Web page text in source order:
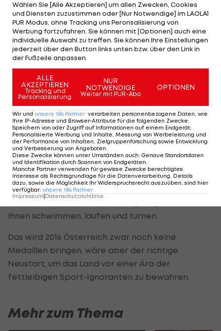
Prozent betreiben aktiv Sport, von der längst
geforderten „täglichen Turnstunde“ im
Kindergarten und in den Pflichtschulen gar nicht
zu reden.
Auch, weil es an geeignetem Lehrpersonal
mangelt, (ordentlich bezahlte!) Nachwuchstrainer
so gut wie keine vorhanden sind und der Jugend
(Olympiasieger) die Vorbilder abhanden kommen.
Herr Sportminister Darabos, Herr BSO-Chef
Wittmann, die Zeit der Eitelkeiten und des
politischen Hickhacks ist vorbei! Wenn sie weiter
ihre Kindergarten-Spielchen spielen wollen, dann
begeben sie sich eben dorthin und lernen sie dem
Nachwuchs Purzelbäume schlagen, gehen sie mit
ihnen schwimmen, laufen und turnen.
Das wird 2016 Österreich zwar noch keine
Medaillen bringen, wäre aber der richtige
Neustart, um das Land vor einer Ära der
fettleibigen Sport-Ignoranten zu bewahren.
Mehr zum Thema
Wählen Sie [Alle Akzeptieren] um allen Zwecken, Cookies
und Diensten zuzustimmen oder [Nur Notwendige] im LAOLA1
PUR Modus, ohne Tracking uns Peronsalisierung von
Werbung fortzufahren. Sie können mit [Optionen] auch eine
individuelle Auswahl zu treffen. Sie können Ihre Einstellungen
jederzeit über den Button links unten bzw. über den Link in
der Fußzeile anpassen.
ALLE
AKZEPTIEREN
Tracking und
Personalisierung
NUR
NOTWENDIGE
Weiter mit PUR-Abo
OPTIONEN
Wir und unsere 186 Partner verarbeiten personenbezogene Daten, wie
Ihre IP-Adresse und Browser-Attribute für die folgenden Zwecke:
Speichern von oder Zugriff auf Informationen auf einem Endgerät;
Personalisierte Werbung und Inhalte, Messung von Werbeleistung und
der Performance von Inhalten, Zielgruppenforschung sowie Entwicklung
und Verbesserung von Angeboten.
Diese Zwecke können unter Umständen auch: Genaue Standortdaten
und Identifikation durch Scannen von Endgeräten.
Manche Partner verwenden für gewisse Zwecke berechtigtes
Interesse als Rechtsgrundlage für die Datenverarbeitung. Details
dazu, sowie die Möglichkeit Ihr Widerspruchsrecht auszuüben, sind hier
verfügbar: unsere 186 Partner
Impressum Datenschutzrichtlinie